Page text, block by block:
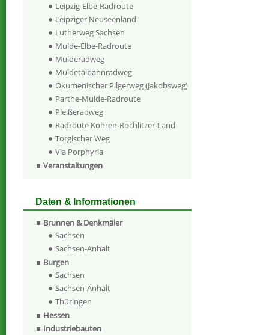
Leipzig-Elbe-Radroute
Leipziger Neuseenland
Lutherweg Sachsen
Mulde-Elbe-Radroute
Mulderadweg
Muldetalbahnradweg
Ökumenischer Pilgerweg (Jakobsweg)
Parthe-Mulde-Radroute
Pleißeradweg
Radroute Kohren-Rochlitzer-Land
Torgischer Weg
Via Porphyria
Veranstaltungen
Daten & Informationen
Brunnen & Denkmäler
Sachsen
Sachsen-Anhalt
Burgen
Sachsen
Sachsen-Anhalt
Thüringen
Hessen
Industriebauten